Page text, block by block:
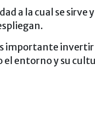
a la cual se sirve
importante
el entorno y su